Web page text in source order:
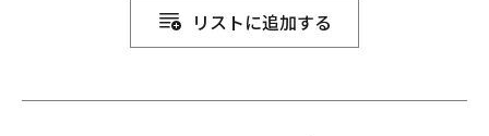
リストに追加する